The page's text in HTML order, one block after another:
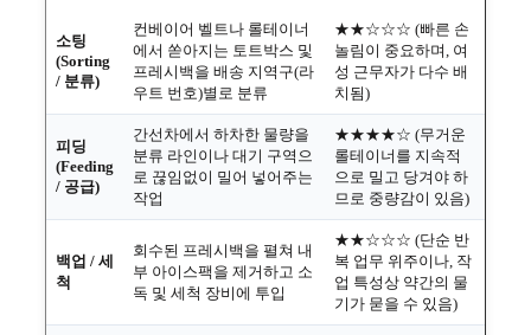
소팅
(Sorting
/ 분류)
컨베이어 벨트나 롤테이너
에서 쏟아지는 토트박스 및
프레시백을 배송 지역구(라
우트 번호)별로 분류
★★☆☆☆ (빠른 손
놀림이 중요하며, 여
성 근무자가 다수 배
치됨)
피딩
(Feeding
/ 공급)
간선차에서 하차한 물량을
분류 라인이나 대기 구역으
로 끊임없이 밀어 넣어주는
작업
★★★★☆ (무거운
롤테이너를 지속적
으로 밀고 당겨야 하
므로 중량감이 있음)
백업 / 세
척
회수된 프레시백을 펼쳐 내
부 아이스팩을 제거하고 소
독 및 세척 장비에 투입
★★☆☆☆ (단순 반
복 업무 위주이나, 작
업 특성상 약간의 물
기가 묻을 수 있음)